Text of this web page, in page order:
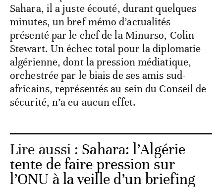
Sahara, il a juste écouté, durant quelques
minutes, un bref mémo d’actualités
présenté par le chef de la Minurso, Colin
Stewart. Un échec total pour la diplomatie
algérienne, dont la pression médiatique,
orchestrée par le biais de ses amis sud-
africains, représentés au sein du Conseil de
sécurité, n’a eu aucun effet.
Lire aussi : Sahara: l’Algérie
tente de faire pression sur
l’ONU à la veille d’un briefing